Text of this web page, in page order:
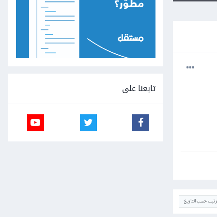
حسب التاريخ
تابعنا على